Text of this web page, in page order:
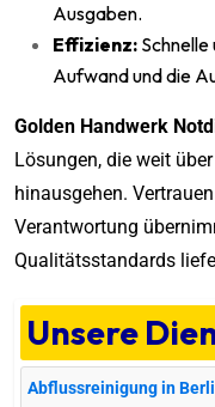
Ausgaben.
Effizienz:
Aufwand und die
Golden Handwerk
Lösungen, die weit
hinausgehen.
Verantwortung
Qualitätsstandards
Unsere
Abflussreinigung in